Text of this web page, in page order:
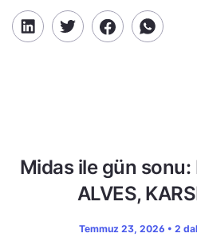
Midas ile gün sonu:
ALVES,
Temmuz 23, 2026 • 2